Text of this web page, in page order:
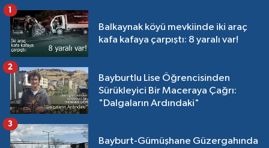
Balkaynak köyü mevkiinde iki araç
kafa kafaya çarpıştı: 8 yaralı var!
1
Bayburtlu Lise Öğrencisinden
Sürükleyici Bir Maceraya Çağrı:
"Dalgaların Ardındaki"
2
Bayburt-Gümüşhane Güzergahında
3